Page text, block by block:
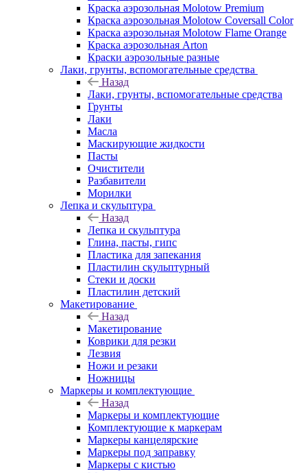
Краска аэрозольная Molotow Premium
Краска аэрозольная Molotow Coversall Color
Краска аэрозольная Molotow Flame Orange
Краска аэрозольная Arton
Краски аэрозольные разные
Лаки, грунты, вспомогательные средства
Назад
Лаки, грунты, вспомогательные средства
Грунты
Лаки
Масла
Маскирующие жидкости
Пасты
Очистители
Разбавители
Морилки
Лепка и скульптура
Назад
Лепка и скульптура
Глина, пасты, гипс
Пластика для запекания
Пластилин скульптурный
Стеки и доски
Пластилин детский
Макетирование
Назад
Макетирование
Коврики для резки
Лезвия
Ножи и резаки
Ножницы
Маркеры и комплектующие
Назад
Маркеры и комплектующие
Комплектующие к маркерам
Маркеры канцелярские
Маркеры под заправку
Маркеры с кистью